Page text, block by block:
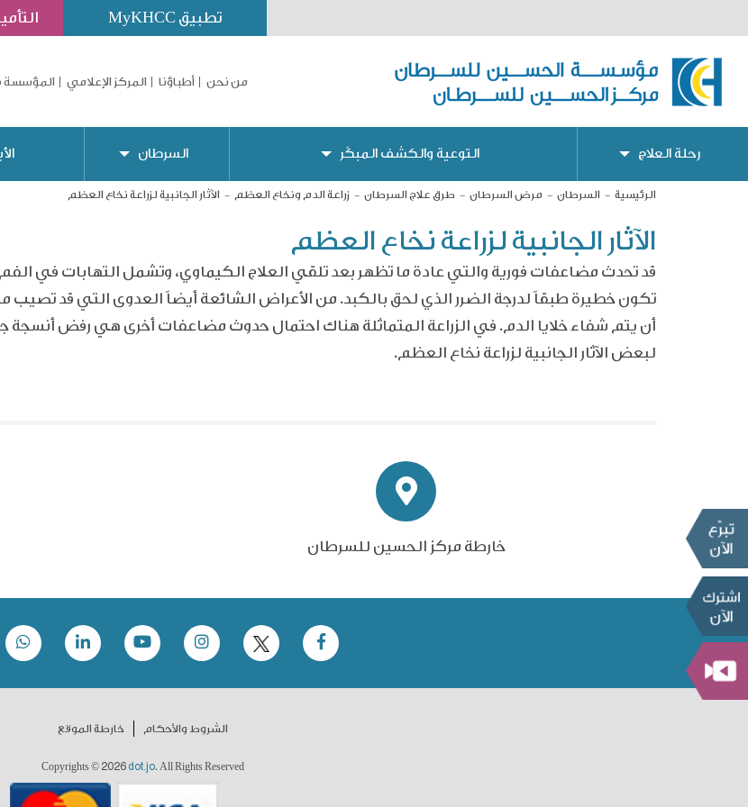
تطبيق MyKHCC
من نحن أطباؤنا المركز الإعلامي المؤسسة
رحلة العلاج التوعية والكشف المبكّر السرطان
الرئيسية السرطان مرض السرطان طرق علاج السرطان زراعة الدم ونخاع العظم الآثار الجانبية لزراعة نخاع العظم
الآثار الجانبية لزراعة نخاع العظم
قد تحدث مضاعفات فورية والتي عادة ما تظهر بعد تلقي العلاج الكيماوي، وتشمل التهابات في
تكون خطيرة طبقاً لدرجة الضرر الذي لحق بالكبد. من الأعراض الشائعة أيضاً العدوى التي قد تصيب
أن يتم شفاء خلايا الدم. في الزراعة المتماثلة هناك احتمال حدوث مضاعفات أخرى هي رفض
لبعض الآثار الجانبية لزراعة نخاع العظم.
خارطة مركز الحسين للسرطان
الشروط والأحكام خارطة الموقع
Copyrights © 2026 dot.jo. All Rights Reserved